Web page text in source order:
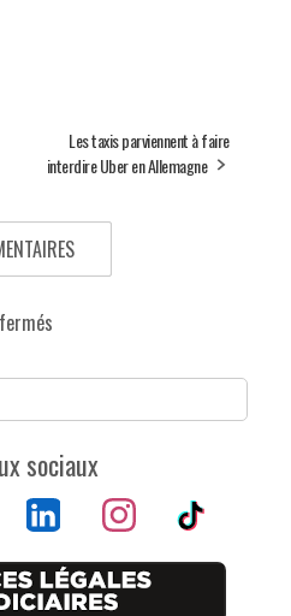
Les taxis parviennent à faire
interdire Uber en Allemagne
sociaux